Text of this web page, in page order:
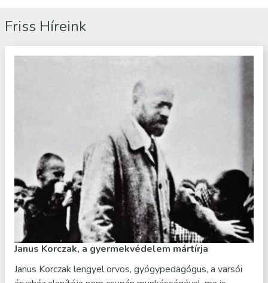
Friss Híreink
Janus Korczak, a gyermekvédelem mártírja
Janus Korczak lengyel orvos, gyógypedagógus, a varsói